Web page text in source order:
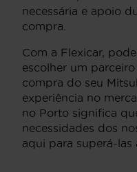
necessária e apoio
compra.
Com a Flexicar,
escolher um
compra do seu
experiência no
no Porto significa
necessidades dos
aqui para superá-las